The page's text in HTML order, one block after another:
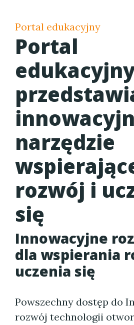
Portal edukacyjny
Portal
narzędzie
rozwój i
się
Innowacyjne
dla wspierania
uczenia się
Powszechny dostęp do
rozwój technologii